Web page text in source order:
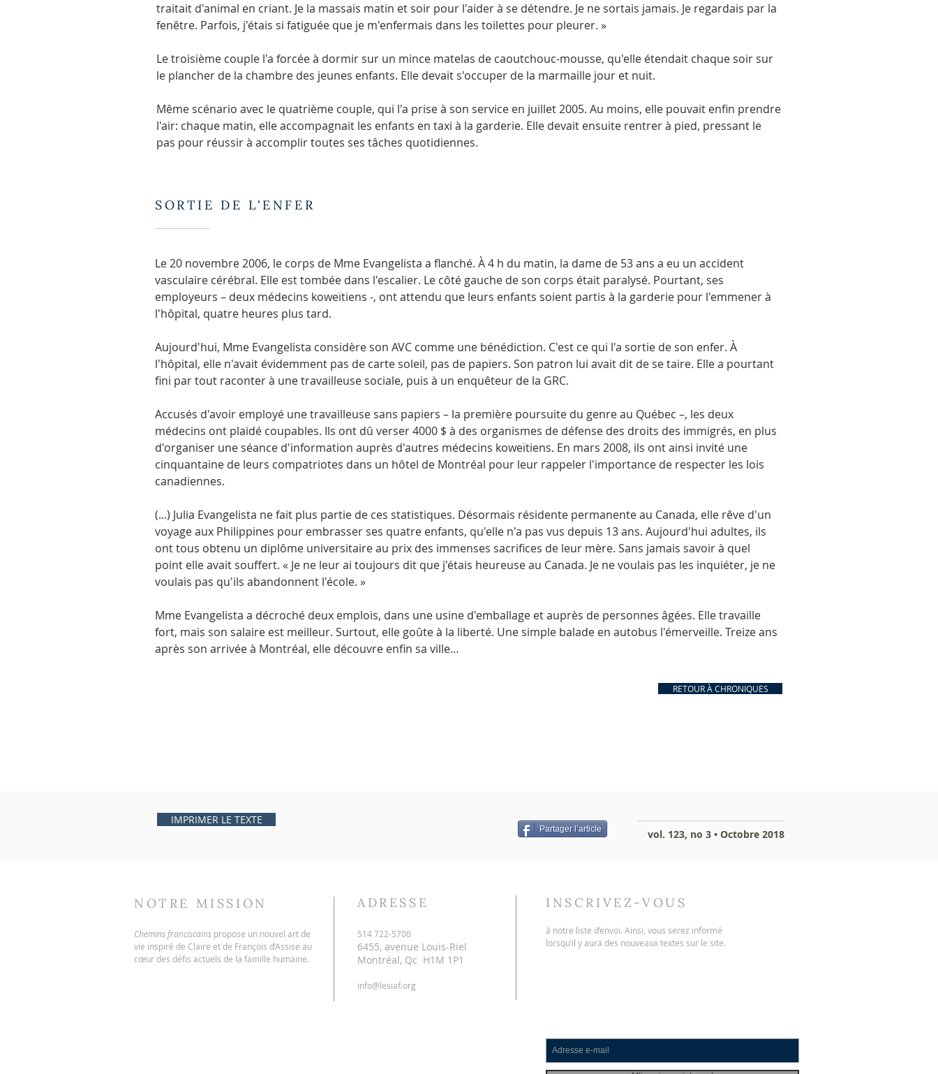
traitait d'animal en criant. Je la massais matin et soir pour l'aider à se détendre. Je ne sortais jamais. Je regardais par la
fenêtre. Parfois, j'étais si fatiguée que je m'enfermais dans les toilettes pour pleurer. »
Le troisième couple l'a forcée à dormir sur un mince matelas de caoutchouc-mousse, qu'elle étendait chaque soir sur
le plancher de la chambre des jeunes enfants. Elle devait s'occuper de la marmaille jour et nuit.
Même scénario avec le quatrième couple, qui l'a prise à son service en juillet 2005. Au moins, elle pouvait enfin prendre
l'air: chaque matin, elle accompagnait les enfants en taxi à la garderie. Elle devait ensuite rentrer à pied, pressant le
pas pour réussir à accomplir toutes ses tâches quotidiennes.
SORTIE DE L'ENFER
Le 20 novembre 2006, le corps de Mme Evangelista a flanché. À 4 h du matin, la dame de 53 ans a eu un accident
vasculaire cérébral. Elle est tombée dans l'escalier. Le côté gauche de son corps était paralysé. Pourtant, ses
employeurs – deux médecins koweïtiens -, ont attendu que leurs enfants soient partis à la garderie pour l'emmener à
l'hôpital, quatre heures plus tard.
Aujourd'hui, Mme Evangelista considère son AVC comme une bénédiction. C'est ce qui l'a sortie de son enfer. À
l'hôpital, elle n'avait évidemment pas de carte soleil, pas de papiers. Son patron lui avait dit de se taire. Elle a pourtant
fini par tout raconter à une travailleuse sociale, puis à un enquêteur de la GRC.
Accusés d'avoir employé une travailleuse sans papiers – la première poursuite du genre au Québec –, les deux
médecins ont plaidé coupables. Ils ont dû verser 4000 $ à des organismes de défense des droits des immigrés, en plus
d'organiser une séance d'information auprès d'autres médecins koweïtiens. En mars 2008, ils ont ainsi invité une
cinquantaine de leurs compatriotes dans un hôtel de Montréal pour leur rappeler l'importance de respecter les lois
canadiennes.
(...) Julia Evangelista ne fait plus partie de ces statistiques. Désormais résidente permanente au Canada, elle rêve d'un
voyage aux Philippines pour embrasser ses quatre enfants, qu'elle n'a pas vus depuis 13 ans. Aujourd'hui adultes, ils
ont tous obtenu un diplôme universitaire au prix des immenses sacrifices de leur mère. Sans jamais savoir à quel
point elle avait souffert. « Je ne leur ai toujours dit que j'étais heureuse au Canada. Je ne voulais pas les inquiéter, je ne
voulais pas qu'ils abandonnent l'école. »
Mme Evangelista a décroché deux emplois, dans une usine d'emballage et auprès de personnes âgées. Elle travaille
fort, mais son salaire est meilleur. Surtout, elle goûte à la liberté. Une simple balade en autobus l'émerveille. Treize ans
après son arrivée à Montréal, elle découvre enfin sa ville…
RETOUR À CHRONIQUES
IMPRIMER LE TEXTE
vol. 123, no 3 • Octobre 2018
Partager l’article
NOTRE MISSION
Chemins franciscains propose un nouvel art de
vie inspiré de Claire et de François d’Assise au
cœur des défis actuels de la famille humaine.
ADRESSE
514 722-5700
6455, avenue Louis-Riel
Montréal, Qc H1M 1P1
info@lesiaf.org
INSCRIVEZ-VOUS
à notre liste d’envoi. Ainsi, vous serez informé
lorsqu’il y aura des nouveaux textes sur le site.